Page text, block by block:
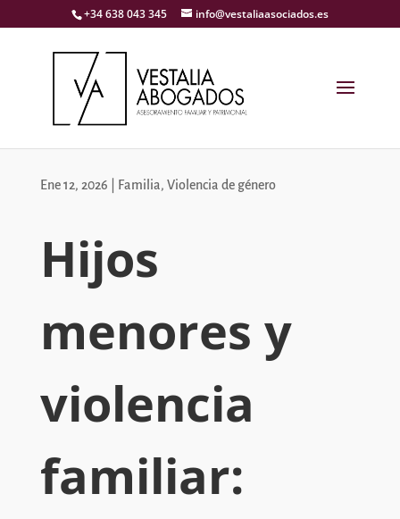
+34 638 043 345 info@vestaliaasociados.es
Ene 12, 2026 Familia, Violencia de género
Hijos
menores y
violencia
familiar: